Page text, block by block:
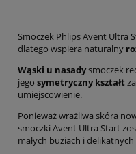
Smoczek Phlips Avent Ultra
dlatego wspiera naturalny
Wąski u nasadysmoczek
jego symetryczny kształt
umiejscowienie.
Ponieważ wrażliwa skóra
smoczki Avent Ultra Start
małych buziach i